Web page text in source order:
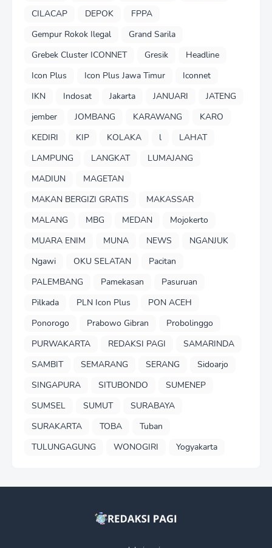
CILACAP
DEPOK
FPPA
Gempur Rokok Ilegal
Grand Sarila
Grebek Cluster ICONNET
Gresik
Headline
Icon Plus
Icon Plus Jawa Timur
Iconnet
IKN
Indosat Jakarta JANUARI
JATENG
jember
JOMBANG KARAWANG
KARO
KEDIRI
KIP KOLAKA l
LAHAT
LAMPUNG
LANGKAT
LUMAJANG
MADIUN
MAGETAN
MAKAN BERGIZI GRATIS
MAKASSAR
MALANG
MBG MEDAN
Mojokerto
MUARA ENIM
MUNA NEWS
NGANJUK
Ngawi
OKU SELATAN
Pacitan
PALEMBANG
Pamekasan
Pasuruan
Pilkada
PLN Icon Plus
PON ACEH
Ponorogo
Prabowo Gibran
Probolinggo
PURWAKARTA
REDAKSI PAGI
SAMARINDA
SAMBIT
SEMARANG SERANG
Sidoarjo
SINGAPURA
SITUBONDO
SUMENEP
SUMSEL
SUMUT
SURABAYA
SURAKARTA
TOBA
Tuban
TULUNGAGUNG
WONOGIRI Yogyakarta